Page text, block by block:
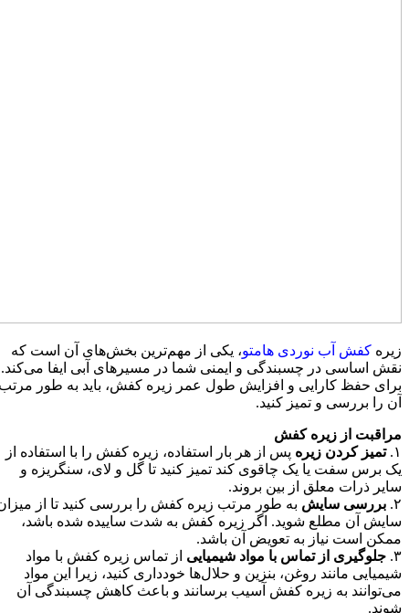
زیره کفش آب نوردی هامتو، یکی از مهم‌ترین بخش‌های آن است که
نقش اساسی در چسبندگی و ایمنی شما در مسیرهای آبی ایفا می‌کند.
برای حفظ کارایی و افزایش طول عمر زیره کفش، باید به طور
آن را بررسی و تمیز کنید.
مراقبت از زیره کفش
۱. تمیز کردن زیره پس از هر بار استفاده، زیره کفش را با استفاده از
یک برس سفت یا یک چاقوی کند تمیز کنید تا گل و لای، سنگریزه و
سایر ذرات معلق از بین بروند.
۲. بررسی سایش به طور مرتب زیره کفش را بررسی کنید تا از
سایش آن مطلع شوید. اگر زیره کفش به شدت ساییده شده باشد،
ممکن است نیاز به تعویض آن باشد.
۳. جلوگیری از تماس با مواد شیمیایی از تماس زیره کفش با مواد
شیمیایی مانند روغن، بنزین و حلال‌ها خودداری کنید، زیرا این مواد
می‌توانند به زیره کفش آسیب برسانند و باعث کاهش چسبندگی آن
شوند.